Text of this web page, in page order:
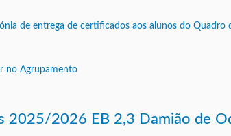
no Agrupamento
2025/2026 EB 2,3 Damião de